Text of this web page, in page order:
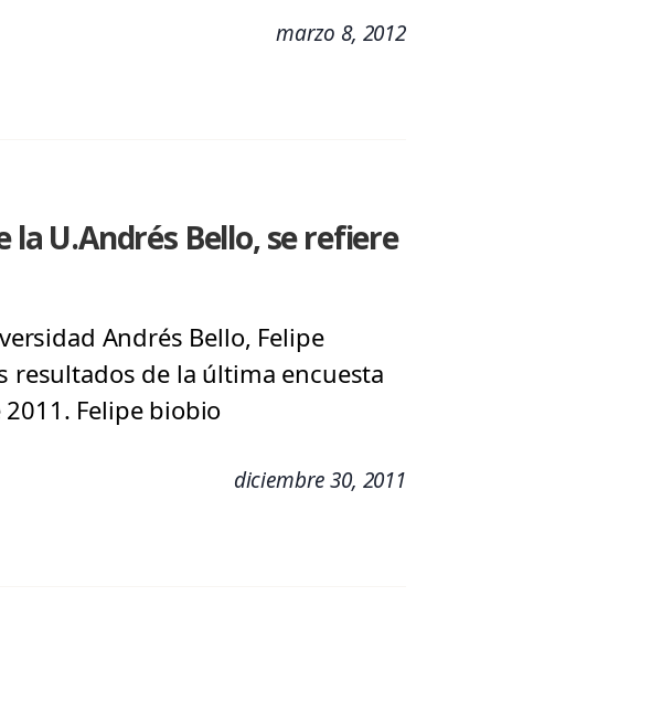
marzo 8, 2012
la U.Andrés Bello, se refiere
Andrés Bello, Felipe
resultados de la última encuesta
Felipe biobio
diciembre 30, 2011